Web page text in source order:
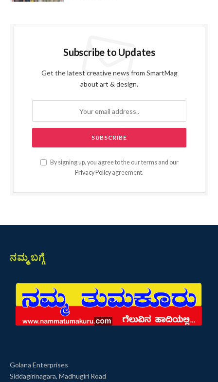
Subscribe to Updates
Get the latest creative news from SmartMag
about art & design.
By signing up, you agree to the our terms and our
Privacy Policy agreement.
ನಮ್ಮ ಬಗ್ಗೆ
Golana Enterprises
Siddagirinagara, Madhugiri Road